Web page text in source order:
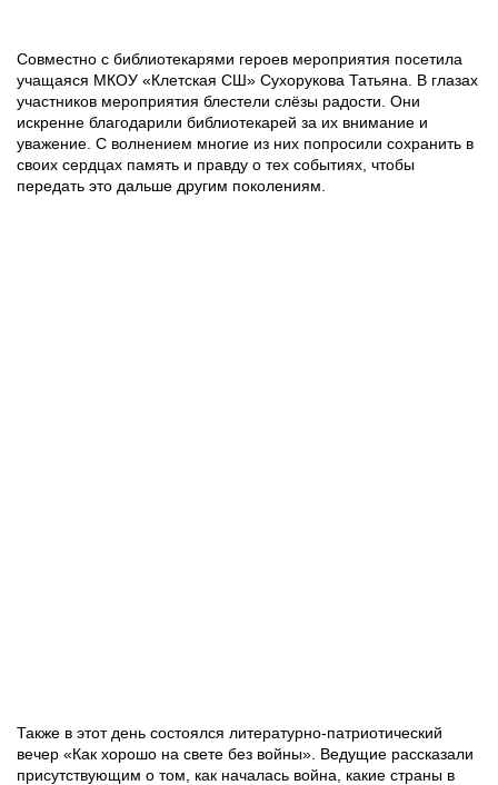
Совместно с библиотекарями героев мероприятия посетила
учащаяся МКОУ «Клетская СШ» Сухорукова Татьяна. В глазах
участников мероприятия блестели слёзы радости. Они
искренне благодарили библиотекарей за их внимание и
уважение. С волнением многие из них попросили сохранить в
своих сердцах память и правду о тех событиях, чтобы
передать это дальше другим поколениям.
Также в этот день состоялся литературно-патриотический
вечер «Как хорошо на свете без войны». Ведущие рассказали
присутствующим о том, как началась война, какие страны в